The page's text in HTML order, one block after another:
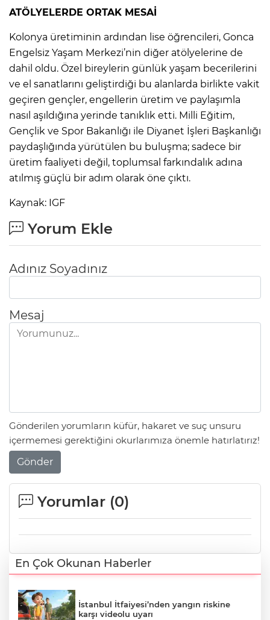
ATÖLYELERDE ORTAK MESAİ
Kolonya üretiminin ardından lise öğrencileri, Gonca
Engelsiz Yaşam Merkezi’nin diğer atölyelerine de
dahil oldu. Özel bireylerin günlük yaşam becerilerini
ve el sanatlarını geliştirdiği bu alanlarda birlikte vakit
geçiren gençler, engellerin üretim ve paylaşımla
nasıl aşıldığına yerinde tanıklık etti. Milli Eğitim,
Gençlik ve Spor Bakanlığı ile Diyanet İşleri Başkanlığı
paydaşlığında yürütülen bu buluşma; sadece bir
üretim faaliyeti değil, toplumsal farkındalık adına
atılmış güçlü bir adım olarak öne çıktı.
Kaynak: IGF
Yorum Ekle
Adınız Soyadınız
Mesaj
Gönderilen yorumların küfür, hakaret ve suç unsuru
içermemesi gerektiğini okurlarımıza önemle hatırlatırız!
Gönder
Yorumlar (0)
En Çok Okunan Haberler
İstanbul İtfaiyesi’nden yangın riskine
karşı videolu uyarı